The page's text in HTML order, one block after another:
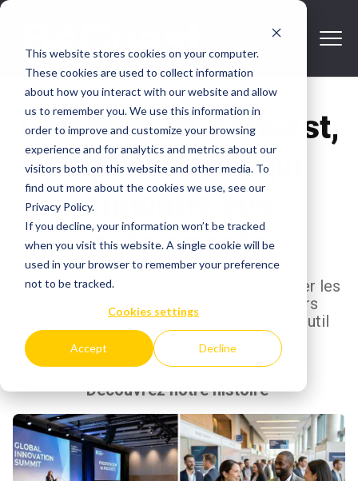
This website stores cookies on your computer.
These cookies are used to collect information
about how you interact with our website and allow
us to remember you. We use this information in
order to improve and customize your browsing
experience and for analytics and metrics about our
visitors both on this website and other media. To
find out more about the cookies we use, see our
Privacy Policy.
If you decline, your information won’t be tracked
when you visit this website. A single cookie will be
used in your browser to remember your preference
not to be tracked.
Cookies settings
Accept Decline
L'histoire de BeGuest,
la plateforme qui
simplifie vos
événements
BeGuest est né avec une idée claire : aider les
agences et les entreprises à gérer leurs
événements professionnels depuis un outil
unique, intuitif et accessible, sans
connaissances techniques.
Découvrez notre histoire